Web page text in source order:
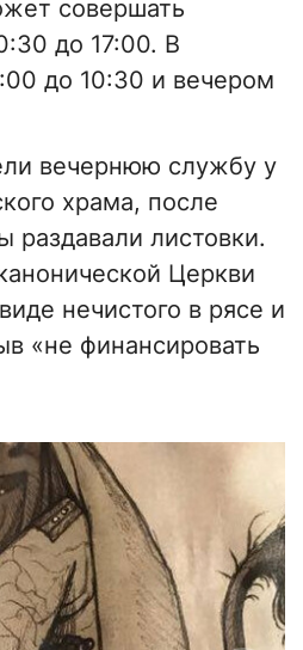
совершать
до 17:00. В
до 10:30 и вечером
вечернюю службу у
храма, после
раздавали листовки.
Церкви
нечистого в рясе и
«не финансировать